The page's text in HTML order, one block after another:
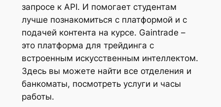
запросе к API. И помогает студентам
лучше познакомиться с платформой и с
подачей контента на курсе. Gaintrade –
это платформа для трейдинга с
встроенным искусственным интеллектом.
Здесь вы можете найти все отделения и
банкоматы, посмотреть услуги и часы
работы.